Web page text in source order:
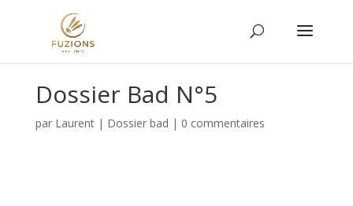
Dossier Bad N°5
par Laurent| Dossier bad | 0 commentaires